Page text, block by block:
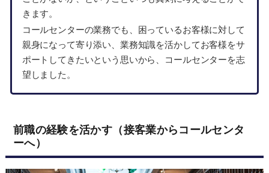
きます。
コールセンターの業務でも、困っているお客様に対して
親身になって寄り添い、業務知識を活かしてお客様をサ
ポートしてきたいという思いから、コールセンターを志
望しました。
前職の経験を活かす（接客業からコールセンタ
ーへ）